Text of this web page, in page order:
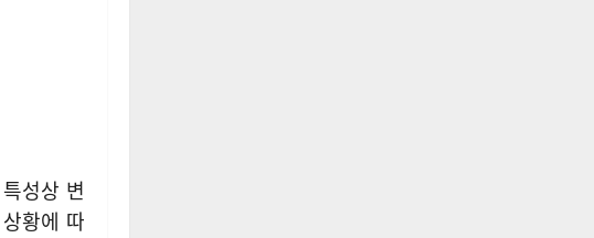
성상 변
황에 따